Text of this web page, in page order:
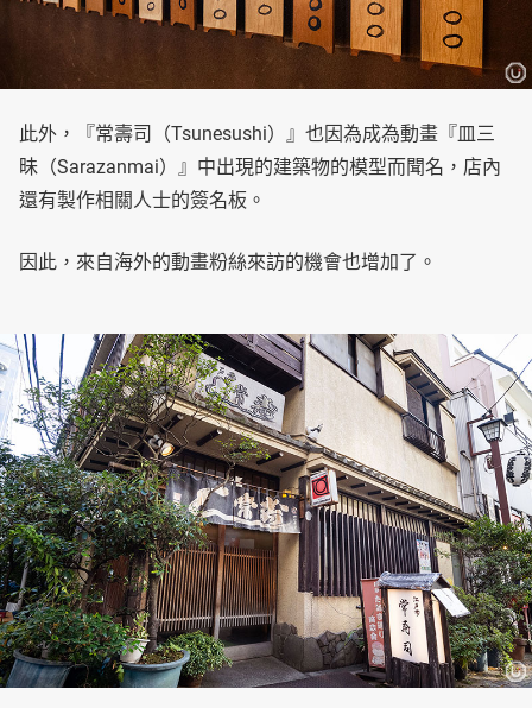
此外，『常壽司（Tsunesushi）』也因為成為動畫『皿三
昧（Sarazanmai）』中出現的建築物的模型而聞名，店內
還有製作相關人士的簽名板。
因此，來自海外的動畫粉絲來訪的機會也增加了。